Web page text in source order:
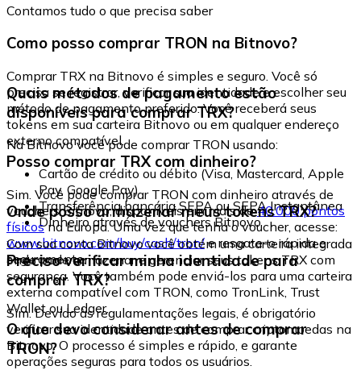
Contamos tudo o que precisa saber
Como posso comprar TRON na Bitnovo?
Comprar TRX na Bitnovo é simples e seguro. Você só
precisa se registrar, verificar sua identidade e escolher seu
método de pagamento preferido. Você receberá seus
tokens em sua carteira Bitnovo ou em qualquer endereço
externo compatível.
Quais métodos de pagamento estão
disponíveis para comprar TRX?
Na Bitnovo você pode comprar TRON usando:
Cartão de crédito ou débito (Visa, Mastercard, Apple
Pay, Google Pay)
Transferência bancária SEPA ou SEPA Instantânea
Dinheiro através de vouchers Bitnovo
Posso comprar TRX com dinheiro?
Sim. Você pode comprar TRON com dinheiro através de
vouchers Bitnovo, disponíveis em mais de40.000 pontos
físicosna Europa. Uma vez que tenha o voucher, acesse:
www.bitnovo.com/buy/cash/tron/e resgate-o rápida e
seguramente.
Onde posso armazenar meus tokens TRX?
Com sua conta Bitnovo você obtém uma carteira integrada
onde pode armazenar e gerenciar seus tokens TRX com
segurança. Você também pode enviá-los para uma carteira
externa compatível com TRON, como TronLink, Trust
Wallet ou Ledger.
Preciso verificar minha identidade para
comprar TRX?
Sim. Devido às regulamentações legais, é obrigatório
verificar sua identidade antes de comprar criptomoedas na
Bitnovo. O processo é simples e rápido, e garante
operações seguras para todos os usuários.
O que devo considerar antes de comprar
TRON?